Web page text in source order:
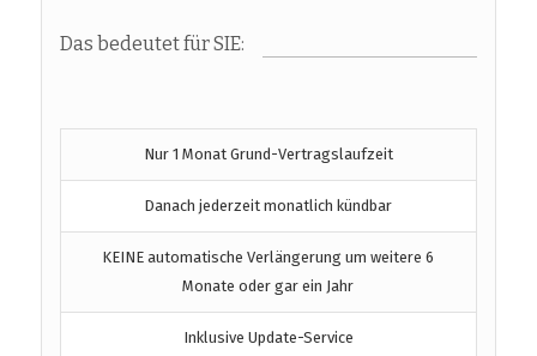
Das bedeutet für SIE:
Nur 1 Monat Grund-Vertragslaufzeit
Danach jederzeit monatlich kündbar
KEINE automatische Verlängerung um weitere 6
Monate oder gar ein Jahr
Inklusive Update-Service